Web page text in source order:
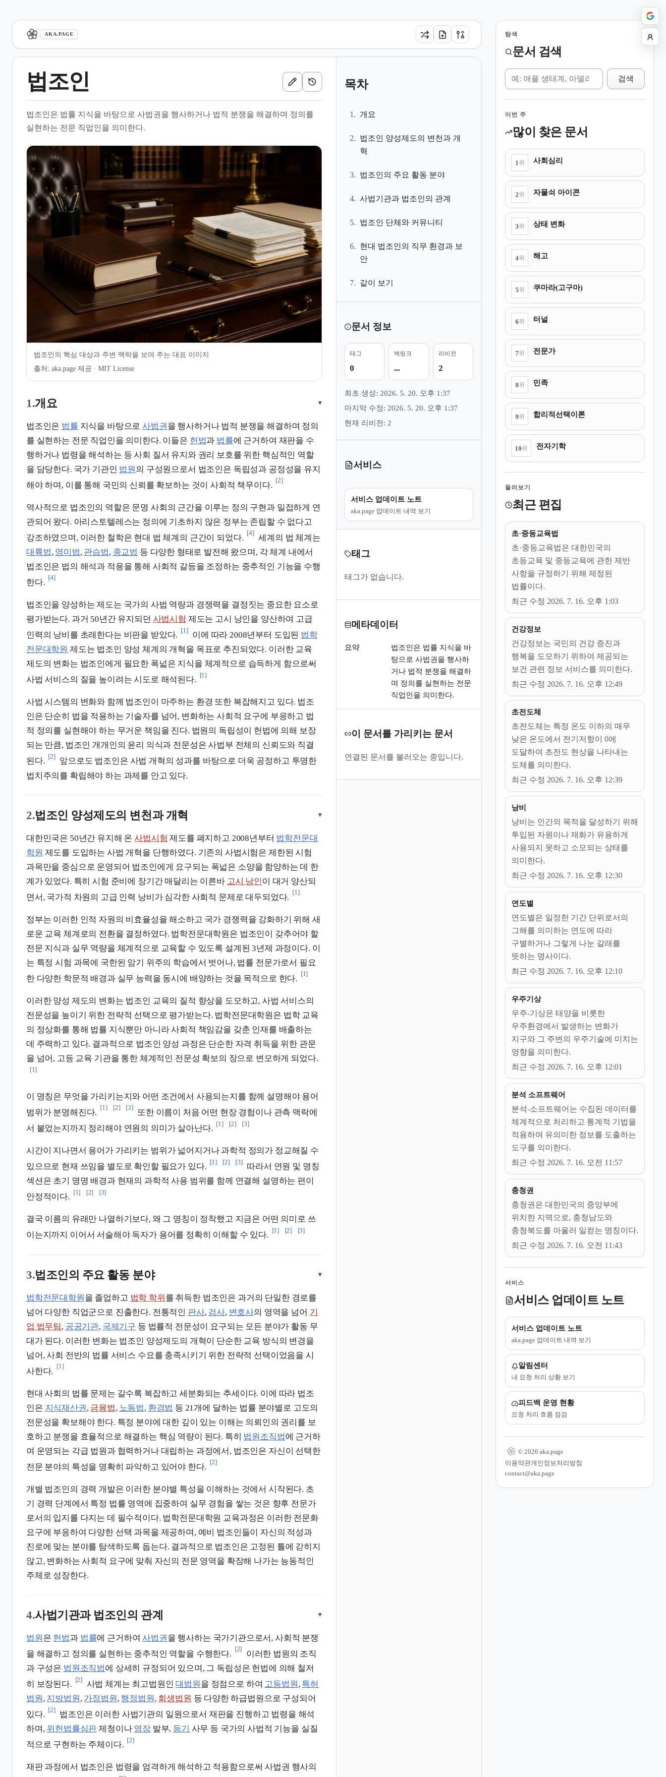
AKA.PAGE
법조인
법조인은 법률 지식을 바탕으로 사법권을 행사하거나 법적 분쟁을 해결하며 정의를
실현하는 전문 직업인을 의미한다.
법조인의 핵심 대상과 주변 맥락을 보여 주는 대표 이미지
출처: aka.page 제공 · MIT License
1.개요 ▾
법조인은 법률 지식을 바탕으로사법권 을 행사하거나 법적 분쟁을 해결하며 정의
를 실현하는 전문 직업인을 의미한다. 이들은 헌법과 법률에 근거하여 재판을 수
행하거나 법령을 해석하는 등 사회 질서 유지와 권리 보호를 위한 핵심적인 역할
을 담당한다. 국가 기관인 법원 의 구성원으로서 법조인은 독립성과 공정성을 유지
해야 하며, 이를 통해 국민의 신뢰를 확보하는 것이 사회적 책무이다.
[2]
역사적으로 법조인의 역할은 문명 사회의 근간을 이루는 정의 구현과 밀접하게 연
관되어 왔다. 아리스토텔레스는 정의에 기초하지 않은 정부는 존립할 수 없다고
강조하였으며, 이러한 철학은 현대 법 체계의 근간이 되었다.
[4]
세계의 법 체계는
대륙법, 영미법, 관습법, 종교법 등 다양한 형태로 발전해 왔으며, 각 체계 내에서
법조인은 법의 해석과 적용을 통해 사회적 갈등을 조정하는 중추적인 기능을 수행
한다.
[4]
법조인을 양성하는 제도는 국가의 사법 역량과 경쟁력을 결정짓는 중요한 요소로
평가받는다. 과거 50년간 유지되던 사법시험 제도는 고시 낭인을 양산하여 고급
인력의 낭비를 초래한다는 비판을 받았다.
[1]
이에 따라 2008년부터 도입된 법학
전문대학원 제도는 법조인 양성 체계의 개혁을 목표로 추진되었다. 이러한 교육
제도의 변화는 법조인에게 필요한 폭넓은 지식을 체계적으로 습득하게 함으로써
사법 서비스의 질을 높이려는 시도로 해석된다.
[1]
사법 시스템의 변화와 함께 법조인이 마주하는 환경 또한 복잡해지고 있다. 법조
인은 단순히 법을 적용하는 기술자를 넘어, 변화하는 사회적 요구에 부응하고 법
적 정의를 실현해야 하는 무거운 책임을 진다. 법원의 독립성이 헌법에 의해 보장
되는 만큼, 법조인 개개인의 윤리 의식과 전문성은 사법부 전체의 신뢰도와 직결
된다.
[2]
앞으로도 법조인은 사법 개혁의 성과를 바탕으로 더욱 공정하고 투명한
법치주의를 확립해야 하는 과제를 안고 있다.
2.법조인 양성제도의 변천과 개혁 ▾
대한민국은 50년간 유지해 온사법시험 제도를 폐지하고 2008년부터 법학전문대
학원 제도를 도입하는 사법 개혁을 단행하였다. 기존의 사법시험은 제한된 시험
과목만을 중심으로 운영되어 법조인에게 요구되는 폭넓은 소양을 함양하는 데 한
계가 있었다. 특히 시험 준비에 장기간 매달리는 이른바 고시 낭인 이 대거 양산되
면서, 국가적 차원의 고급 인력 낭비가 심각한 사회적 문제로 대두되었다.
[1]
정부는 이러한 인적 자원의 비효율성을 해소하고 국가 경쟁력을 강화하기 위해 새
로운 교육 체계로의 전환을 결정하였다. 법학전문대학원은 법조인이 갖추어야 할
전문 지식과 실무 역량을 체계적으로 교육할 수 있도록 설계된 3년제 과정이다. 이
는 특정 시험 과목에 국한된 암기 위주의 학습에서 벗어나, 법률 전문가로서 필요
한 다양한 학문적 배경과 실무 능력을 동시에 배양하는 것을 목적으로 한다.
[1]
이러한 양성 제도의 변화는 법조인 교육의 질적 향상을 도모하고, 사법 서비스의
전문성을 높이기 위한 전략적 선택으로 평가받는다. 법학전문대학원은 법학 교육
의 정상화를 통해 법률 지식뿐만 아니라 사회적 책임감을 갖춘 인재를 배출하는
데 주력하고 있다. 결과적으로 법조인 양성 과정은 단순한 자격 취득을 위한 관문
을 넘어, 고등 교육 기관을 통한 체계적인 전문성 확보의 장으로 변모하게 되었다.
[1]
이 명칭은 무엇을 가리키는지와 어떤 조건에서 사용되는지를 함께 설명해야 용어
범위가 분명해진다.
[1] [2] [3]
또한 이름이 처음 어떤 현장 경험이나 관측 맥락에
서 붙었는지까지 정리해야 연원의 의미가 살아난다.
[1] [2] [3]
시간이 지나면서 용어가 가리키는 범위가 넓어지거나 과학적 정의가 정교해질 수
있으므로 현재 쓰임을 별도로 확인할 필요가 있다.
[1] [2] [3]
따라서 연원 및 명칭
섹션은 초기 명명 배경과 현재의 과학적 사용 범위를 함께 연결해 설명하는 편이
안정적이다.
[1] [2] [3]
결국 이름의 유래만 나열하기보다, 왜 그 명칭이 정착했고 지금은 어떤 의미로 쓰
이는지까지 이어서 서술해야 독자가 용어를 정확히 이해할 수 있다.
[1] [2] [3]
3.법조인의 주요 활동 분야 ▾
법학전문대학원 을 졸업하고 법학 학위 를 취득한 법조인은 과거의 단일한 경로를
넘어 다양한 직업군으로 진출한다. 전통적인 판사, 검사, 변호사의 영역을 넘어 기
업 법무팀, 공공기관, 국제기구 등 법률적 전문성이 요구되는 모든 분야가 활동 무
대가 된다. 이러한 변화는 법조인 양성제도의 개혁이 단순한 교육 방식의 변경을
넘어, 사회 전반의 법률 서비스 수요를 충족시키기 위한 전략적 선택이었음을 시
사한다.
[1]
현대 사회의 법률 문제는 갈수록 복잡하고 세분화되는 추세이다. 이에 따라 법조
인은 지식재산권 , 금융법, 노동법, 환경법 등 21개에 달하는 법률 분야별로 고도의
전문성을 확보해야 한다. 특정 분야에 대한 깊이 있는 이해는 의뢰인의 권리를 보
호하고 분쟁을 효율적으로 해결하는 핵심 역량이 된다. 특히 법원조직법에 근거하
여 운영되는 각급 법원과 협력하거나 대립하는 과정에서, 법조인은 자신이 선택한
전문 분야의 특성을 명확히 파악하고 있어야 한다.
[2]
개별 법조인의 경력 개발은 이러한 분야별 특성을 이해하는 것에서 시작된다. 초
기 경력 단계에서 특정 법률 영역에 집중하여 실무 경험을 쌓는 것은 향후 전문가
로서의 입지를 다지는 데 필수적이다. 법학전문대학원 교육과정은 이러한 전문화
요구에 부응하여 다양한 선택 과목을 제공하며, 예비 법조인들이 자신의 적성과
진로에 맞는 분야를 탐색하도록 돕는다. 결과적으로 법조인은 고정된 틀에 갇히지
않고, 변화하는 사회적 요구에 맞춰 자신의 전문 영역을 확장해 나가는 능동적인
주체로 성장한다.
4.사법기관과 법조인의 관계 ▾
법원 은 헌법과 법률에 근거하여사법권 을 행사하는 국가기관으로서, 사회적 분쟁
을 해결하고 정의를 실현하는 중추적인 역할을 수행한다.
[2]
이러한 법원의 조직
과 구성은 법원조직법에 상세히 규정되어 있으며, 그 독립성은 헌법에 의해 철저
히 보장된다.
[2]
사법 체계는 최고법원인대법원 을 정점으로 하여 고등법원 , 특허
법원 , 지방법원 , 가정법원 , 행정법원 , 회생법원 등 다양한 하급법원으로 구성되어
있다.
[2]
법조인은 이러한 사법기관의 일원으로서 재판을 진행하고 법령을 해석
하며, 위헌법률심판 제청이나 영장발부, 등기
사무 등 국가의 사법적 기능을 실질
적으로 구현하는 주체이다.
[2]
재판 과정에서 법조인은 법령을 엄격하게 해석하고 적용함으로써 사법권 행사의
목차
1. 개요
2. 법조인 양성제도의 변천과 개
혁
3. 법조인의 주요 활동 분야
4. 사법기관과 법조인의 관계
5. 법조인 단체와 커뮤니티
6. 현대 법조인의 직무 환경과 보
안
7. 같이 보기
문서 정보
태그
0
백링크
...
리비전
2
최초 생성: 2026. 5. 20. 오후 1:37
마지막 수정: 2026. 5. 20. 오후 1:37
현재 리비전: 2
서비스
서비스 업데이트 노트
aka.page 업데이트 내역 보기
태그
태그가 없습니다.
메타데이터
요약
법조인은 법률 지식을 바
탕으로 사법권을 행사하
거나 법적 분쟁을 해결하
며 정의를 실현하는 전문
직업인을 의미한다.
이 문서를 가리키는 문서
연결된 문서를 불러오는 중입니다.
개요
법조인 양성제도의 변천과 개
법조인의 주요 활동 분야
사법기관과 법조인의 관계
법조인 단체와 커뮤니티
현대 법조인의 직무 환경과 보
안
탐색
문서 검색
위키 검색
검색
이번 주
많이 찾은 문서
1 위 사회심리
2위 자물쇠 아이콘
3위 상태 변화
4위 해고
5위 쿠마라(고구마)
6위 터널
7위 전문가
8위 민족
9위 합리적선택이론
10위 전자기학
둘러보기
최근 편집
초·중등교육법
초·중등교육법은 대한민국의
초등교육 및 중등교육에 관한 제반
사항을 규정하기 위해 제정된
법률이다.
최근 수정 2026. 7. 16. 오후 1:03
건강정보
건강정보는 국민의 건강 증진과
행복을 도모하기 위하여 제공되는
보건 관련 정보 서비스를 의미한다.
최근 수정 2026. 7. 16. 오후 12:49
초전도체
초전도체는 특정 온도 이하의 매우
낮은 온도에서 전기저항이 0에
도달하여 초전도 현상을 나타내는
도체를 의미한다.
최근 수정 2026. 7. 16. 오후 12:39
낭비
낭비는 인간의 목적을 달성하기 위해
투입된 자원이나 재화가 유용하게
사용되지 못하고 소모되는 상태를
의미한다.
최근 수정 2026. 7. 16. 오후 12:30
연도별
연도별은 일정한 기간 단위로서의
그해를 의미하는 연도에 따라
구별하거나 그렇게 나눈 갈래를
뜻하는 명사이다.
최근 수정 2026. 7. 16. 오후 12:10
우주기상
우주-기상은 태양을 비롯한
우주환경에서 발생하는 변화가
지구와 그 주변의 우주기술에 미치는
영향을 의미한다.
최근 수정 2026. 7. 16. 오후 12:01
분석 소프트웨어
분석-소프트웨어는 수집된 데이터를
체계적으로 처리하고 통계적 기법을
적용하여 유의미한 정보를 도출하는
도구를 의미한다.
최근 수정 2026. 7. 16. 오전 11:57
충청권
충청권은 대한민국의 중앙부에
위치한 지역으로, 충청남도와
충청북도를 아울러 일컫는 명칭이다.
최근 수정 2026. 7. 16. 오전 11:43
서비스
서비스 업데이트 노트
서비스 업데이트 노트
aka.page 업데이트 내역 보기
알림센터
내 요청 처리 상황 보기
피드백 운영 현황
요청 처리 흐름 점검
© 2026 aka.page
이용약관개인정보처리방침
contact@aka.page